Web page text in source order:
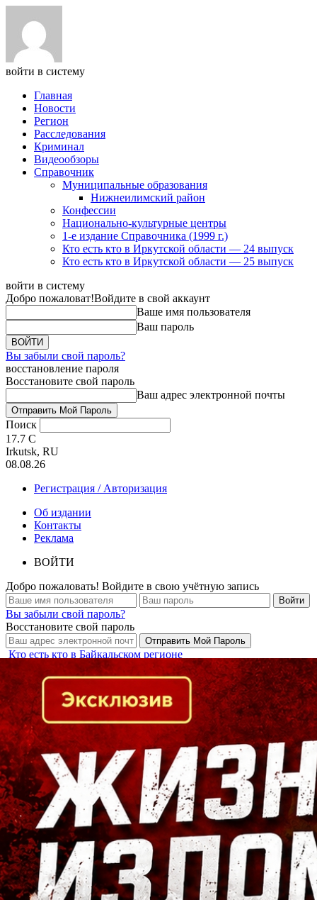
войти в систему
Главная
Новости
Регион
Расследования
Криминал
Видеообзоры
Справочник
Муниципальные образования
Нижнеилимский район
Конфессии
Национально-культурные центры
1-е издание Справочника (1999 г.)
Кто есть кто в Иркутской области — 24 выпуск
Кто есть кто в Иркутской области — 25 выпуск
войти в систему
Добро пожаловат!Войдите в свой аккаунт
Ваше имя пользователя
Ваш пароль
Вы забыли свой пароль?
восстановление пароля
Восстановите свой пароль
Ваш адрес электронной почты
Поиск
17.7 C
Irkutsk, RU
08.08.26
Регистрация / Авторизация
Об издании
Контакты
Реклама
ВОЙТИ
Добро пожаловать! Войдите в свою учётную запись
Вы забыли свой пароль?
Восстановите свой пароль
Кто есть кто в Байкальском регионе